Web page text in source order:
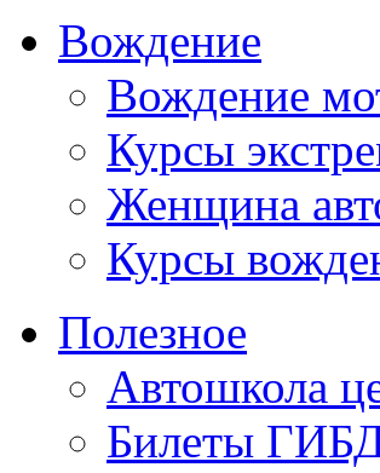
Вождение
Вождение
Курсы
Женщина
Курсы
Полезное
Автошкола
Билеты